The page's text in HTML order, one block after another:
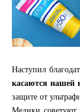
Наступил
касаются нашей
защите от